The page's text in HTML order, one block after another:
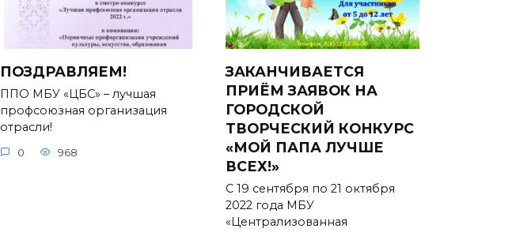
ПОЗДРАВЛЯЕМ!
ППО МБУ «ЦБС» – лучшая
профсоюзная организация
отрасли!
0 968
ЗАКАНЧИВАЕТСЯ
ПРИЁМ ЗАЯВОК НА
ГОРОДСКОЙ
ТВОРЧЕСКИЙ КОНКУРС
«МОЙ ПАПА ЛУЧШЕ
ВСЕХ!»
С 19 сентября по 21 октября
2022 года МБУ
«Централизованная